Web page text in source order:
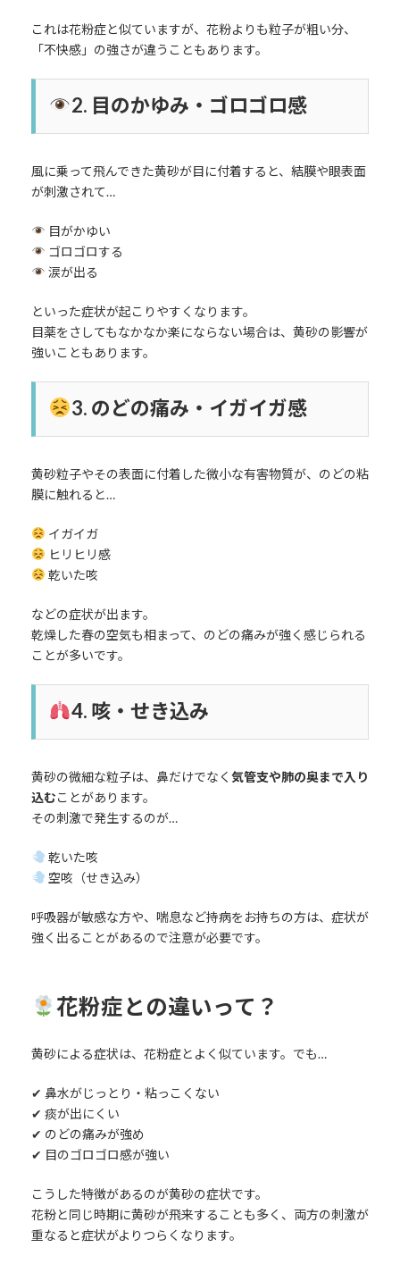
これは花粉症と似ていますが、花粉よりも粒子が粗い分、
「不快感」の強さが違うこともあります。
2. 目のかゆみ・ゴロゴロ感
風に乗って飛んできた黄砂が目に付着すると、結膜や眼表面
が刺激されて…
目がかゆい
ゴロゴロする
涙が出る
といった症状が起こりやすくなります。
目薬をさしてもなかなか楽にならない場合は、黄砂の影響が
強いこともあります。
3. のどの痛み・イガイガ感
黄砂粒子やその表面に付着した微小な有害物質が、のどの粘
膜に触れると…
イガイガ
ヒリヒリ感
乾いた咳
などの症状が出ます。
乾燥した春の空気も相まって、のどの痛みが強く感じられる
ことが多いです。
4. 咳・せき込み
黄砂の微細な粒子は、鼻だけでなく 気管支や肺の奥まで入り
込むことがあります。
その刺激で発生するのが…
乾いた咳
空咳（せき込み）
呼吸器が敏感な方や、喘息など持病をお持ちの方は、症状が
強く出ることがあるので注意が必要です。
花粉症との違いって？
黄砂による症状は、花粉症とよく似ています。でも…
✔ 鼻水がじっとり・粘っこくない
✔ 痰が出にくい
✔ のどの痛みが強め
✔ 目のゴロゴロ感が強い
こうした特徴があるのが黄砂の症状です。
花粉と同じ時期に黄砂が飛来することも多く、両方の刺激が
重なると症状がよりつらくなります。